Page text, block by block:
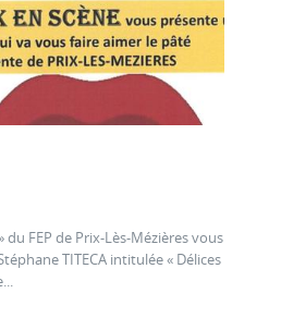
du FEP de Prix-Lès-Mézières vous
TITECA intitulée « Délices